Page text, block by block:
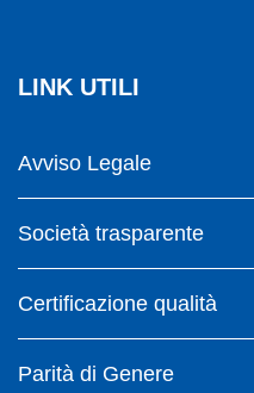
LINK UTILI
Avviso Legale
Società trasparente
Certificazione qualità
Parità di Genere